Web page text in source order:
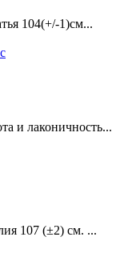
104(+/-1)см...
и лаконичность...
107 (±2) см. ...